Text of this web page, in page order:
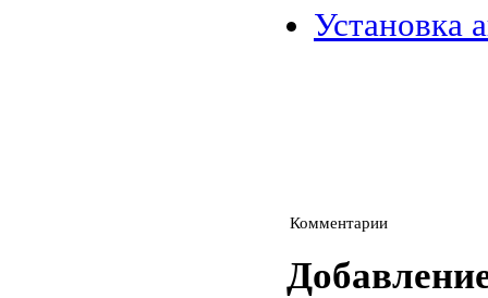
Установка
Комментарии